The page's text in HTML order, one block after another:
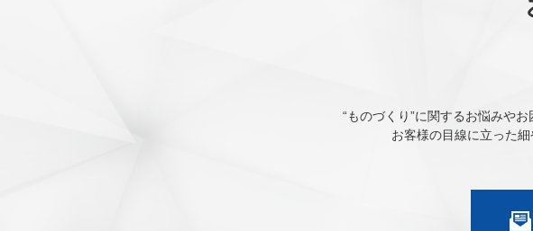
“ものづくり”に関するお悩みや
お客様の目線に立った